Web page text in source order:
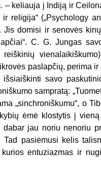
keliauja į Indiją ir
religija“ („Psychology
domisi ir senovės
C. G. Jungas
paslapčių, perima ir
išsiaiškinti savo
sampratą:
„sinchroniškumu“, o
ėmė klostytis į
jau noriu nenoriu
pasiėmusi kelis
entuziazmas ir